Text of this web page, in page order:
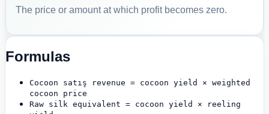
The price or amount at which profit becomes zero.
Formulas
Cocoon satış revenue = cocoon yield × weighted
cocoon price
Raw silk equivalent = cocoon yield × reeling